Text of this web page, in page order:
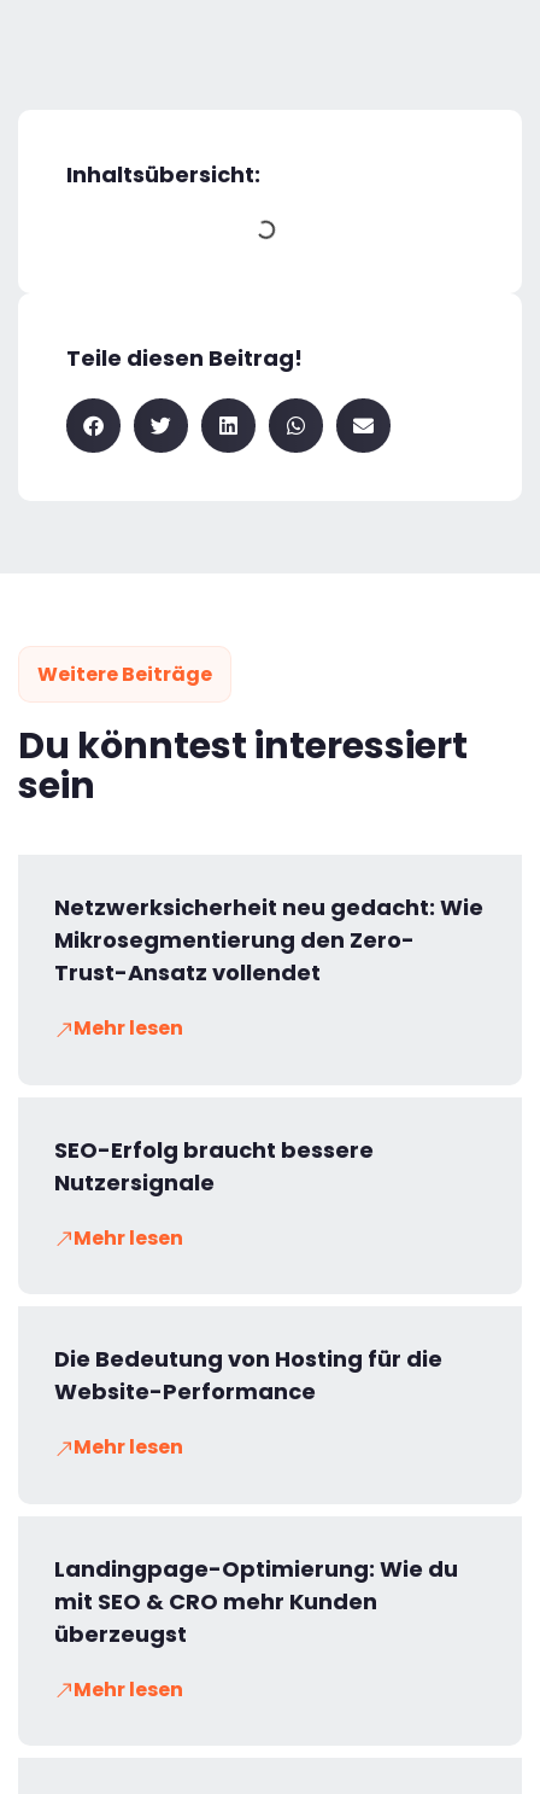
Inhaltsübersicht:
Teile diesen Beitrag!
Weitere Beiträge
Du könntest interessiert
sein
Netzwerksicherheit neu gedacht: Wie
Mikrosegmentierung den Zero-
Trust-Ansatz vollendet
Mehr lesen
SEO-Erfolg braucht bessere
Nutzersignale
Mehr lesen
Die Bedeutung von Hosting für die
Website-Performance
Mehr lesen
Landingpage-Optimierung: Wie du
mit SEO & CRO mehr Kunden
überzeugst
Mehr lesen